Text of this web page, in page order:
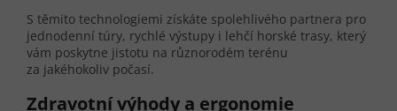
S těmito technologiemi získáte spolehlivého partnera pro
jednodenní túry, rychlé výstupy i lehčí horské trasy, který
vám poskytne jistotu na různorodém terénu
za jakéhokoliv počasí.
Zdravotní výhody a ergonomie